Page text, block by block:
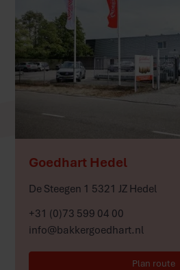
Goedhart Hedel
De Steegen 1 5321 JZ Hedel
+31 (0)73 599 04 00
info@bakkergoedhart.nl
Plan route